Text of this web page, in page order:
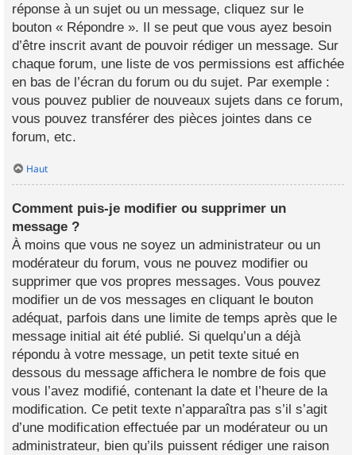
réponse à un sujet ou un message, cliquez sur le
bouton « Répondre ». Il se peut que vous ayez besoin
d’être inscrit avant de pouvoir rédiger un message. Sur
chaque forum, une liste de vos permissions est affichée
en bas de l’écran du forum ou du sujet. Par exemple :
vous pouvez publier de nouveaux sujets dans ce forum,
vous pouvez transférer des pièces jointes dans ce
forum, etc.
Haut
Comment puis-je modifier ou supprimer un
message ?
À moins que vous ne soyez un administrateur ou un
modérateur du forum, vous ne pouvez modifier ou
supprimer que vos propres messages. Vous pouvez
modifier un de vos messages en cliquant le bouton
adéquat, parfois dans une limite de temps après que le
message initial ait été publié. Si quelqu’un a déjà
répondu à votre message, un petit texte situé en
dessous du message affichera le nombre de fois que
vous l’avez modifié, contenant la date et l’heure de la
modification. Ce petit texte n’apparaîtra pas s’il s’agit
d’une modification effectuée par un modérateur ou un
administrateur, bien qu’ils puissent rédiger une raison